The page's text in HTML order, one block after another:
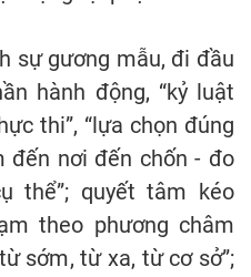
sự gương mẫu, đi đầu
hành động, “kỷ luật
thi”, “lựa chọn đúng
đến nơi đến chốn - đo
thể”; quyết tâm kéo
theo phương châm
sớm, từ xa, từ cơ sở”;